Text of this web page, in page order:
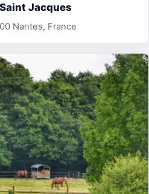
Jacques
Nantes, France